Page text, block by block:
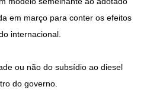
em março para conter os efeitos
internacional.
ou não do subsídio ao diesel
do governo.